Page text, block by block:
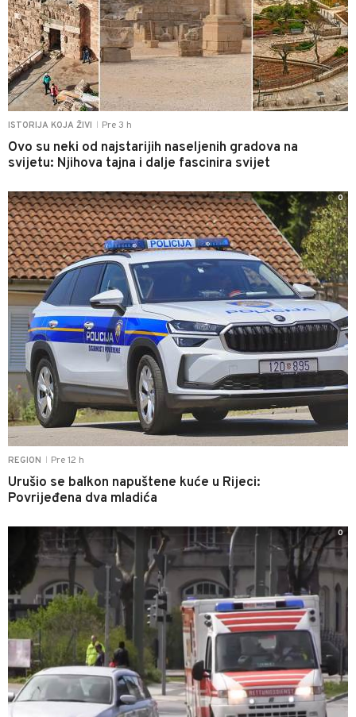
ISTORIJA KOJA ŽIVI Pre 3 h
Ovo su neki od najstarijih naseljenih gradova na
svijetu: Njihova tajna i dalje fascinira svijet
REGION Pre 12 h
Urušio se balkon napuštene kuće u Rijeci:
Povrijeđena dva mladića
0
0